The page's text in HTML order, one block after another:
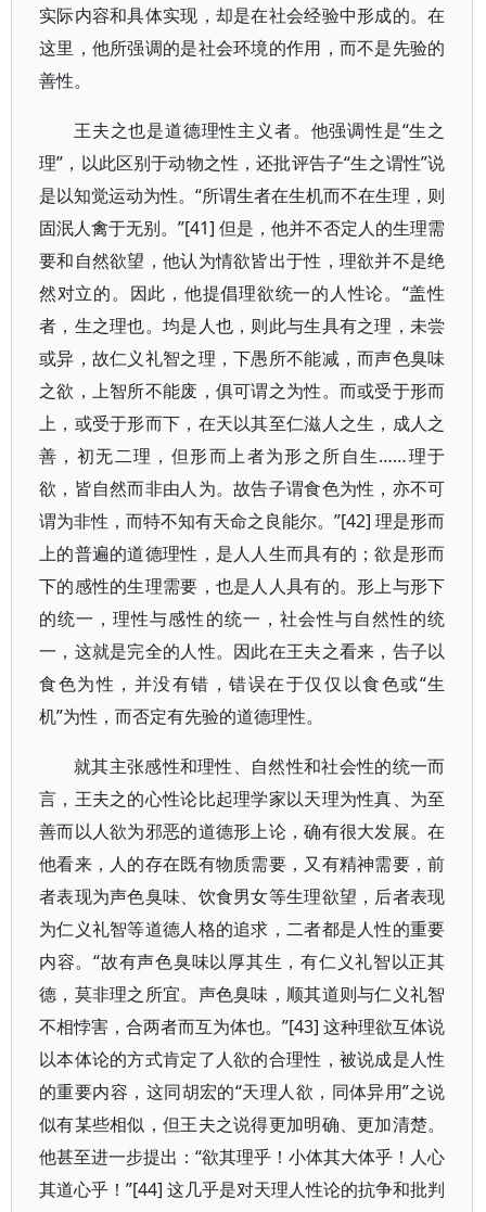
实际内容和具体实现，却是在社会经验中形成的。在
这里，他所强调的是社会环境的作用，而不是先验的
善性。
王夫之也是道德理性主义者。他强调性是“生之
理”，以此区别于动物之性，还批评告子“生之谓性”说
是以知觉运动为性。“所谓生者在生机而不在生理，则
固泯人禽于无别。”[41] 但是，他并不否定人的生理需
要和自然欲望，他认为情欲皆出于性，理欲并不是绝
然对立的。因此，他提倡理欲统一的人性论。“盖性
者，生之理也。均是人也，则此与生具有之理，未尝
或异，故仁义礼智之理，下愚所不能减，而声色臭味
之欲，上智所不能废，俱可谓之为性。而或受于形而
上，或受于形而下，在天以其至仁滋人之生，成人之
善，初无二理，但形而上者为形之所自生……理于
欲，皆自然而非由人为。故告子谓食色为性，亦不可
谓为非性，而特不知有天命之良能尔。”[42] 理是形而
上的普遍的道德理性，是人人生而具有的；欲是形而
下的感性的生理需要，也是人人具有的。形上与形下
的统一，理性与感性的统一，社会性与自然性的统
一，这就是完全的人性。因此在王夫之看来，告子以
食色为性，并没有错，错误在于仅仅以食色或“生
机”为性，而否定有先验的道德理性。
就其主张感性和理性、自然性和社会性的统一而
言，王夫之的心性论比起理学家以天理为性真、为至
善而以人欲为邪恶的道德形上论，确有很大发展。在
他看来，人的存在既有物质需要，又有精神需要，前
者表现为声色臭味、饮食男女等生理欲望，后者表现
为仁义礼智等道德人格的追求，二者都是人性的重要
内容。“故有声色臭味以厚其生，有仁义礼智以正其
德，莫非理之所宜。声色臭味，顺其道则与仁义礼智
不相悖害，合两者而互为体也。”[43] 这种理欲互体说
以本体论的方式肯定了人欲的合理性，被说成是人性
的重要内容，这同胡宏的“天理人欲，同体异用”之说
似有某些相似，但王夫之说得更加明确、更加清楚。
他甚至进一步提出：“欲其理乎！小体其大体乎！人心
其道心乎！”[44] 这几乎是对天理人性论的抗争和批判